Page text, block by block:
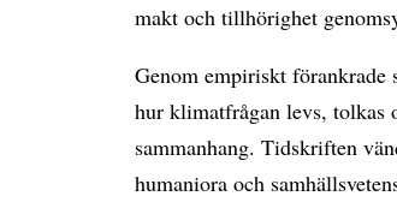
makt och tillhörighet
Genom empiriskt förankrade
hur klimatfrågan levs, tolkas
sammanhang. Tidskriften
humaniora och